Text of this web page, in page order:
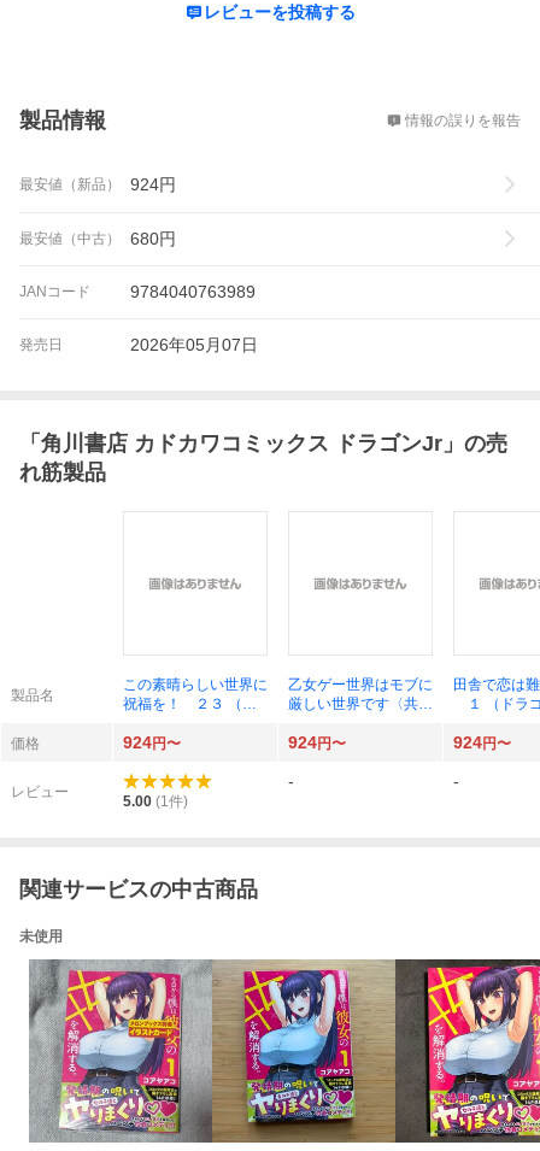
レビューを投稿する
製品情報 情報の誤りを報告
最安値（新品） 924円
最安値（中古） 680円
JANコード 9784040763989
発売日 2026年05月07日
「 角川書店 カドカワコミックス ドラゴンJr 」の売
れ筋製品
製品名
この素晴らしい世界に
祝福を！ ２３ （ド
ジ わ－１－２－２
作 渡真仁／作画 三
嶋くろね／キャラクタ
乙女ゲー世界はモブに
厳しい世界です〈共和
ゴンコミックスエイ
作 行々狸／作画 孟
田舎で恋は
１ （ドラ
うめ／〔著〕
価格 924円〜 924円〜 924円〜
レビュー
5.00 (1件)
- -
関連サービスの中古商品
未使用